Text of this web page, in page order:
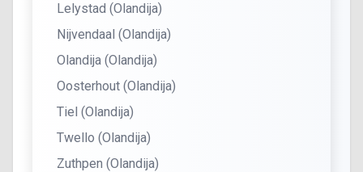
Lelystad (Olandija)
Nijvendaal (Olandija)
Olandija (Olandija)
Oosterhout (Olandija)
Tiel (Olandija)
Twello (Olandija)
Zuthpen (Olandija)